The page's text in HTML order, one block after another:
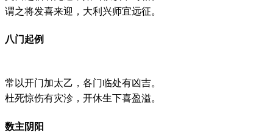
谓之将发喜来迎，大利兴师宜远征。
八门起例
常以开门加太乙，各门临处有凶吉。
杜死惊伤有灾沴，开休生下喜盈溢。
数主阴阳